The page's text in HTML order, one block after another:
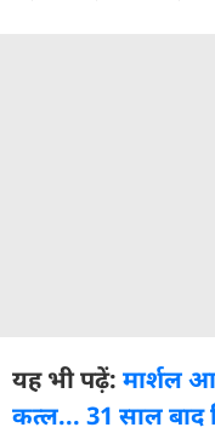
यह भी पढ़ें: मार्शल
कत्ल... 31 साल बाद